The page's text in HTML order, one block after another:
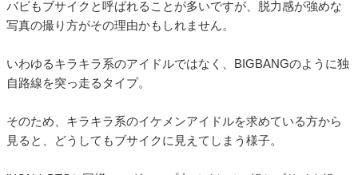
バビもブサイクと呼ばれることが多いですが、脱力感が強めな
写真の撮り方がその理由かもしれません。
いわゆるキラキラ系のアイドルではなく、BIGBANGのように独
自路線を突っ走るタイプ。
そのため、キラキラ系のイケメンアイドルを求めている方から
見ると、どうしてもブサイクに見えてしまう様子。